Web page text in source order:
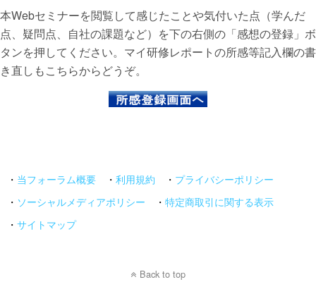
本Webセミナーを閲覧して感じたことや気付いた点（学んだ
点、疑問点、自社の課題など）を下の右側の「感想の登録」ボ
タンを押してください。マイ研修レポートの所感等記入欄の書
き直しもこちらからどうぞ。
・ 当フォーラム概要 ・ 利用規約 ・ プライバシーポリシー
・ ソーシャルメディアポリシー ・ 特定商取引に関する表示
・ サイトマップ
Back to top